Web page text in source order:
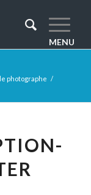
photographe /